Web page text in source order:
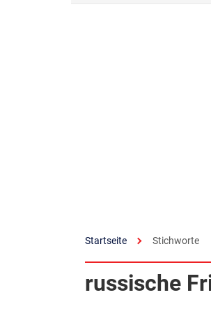
Startseite Stichworte
russische